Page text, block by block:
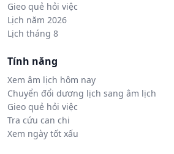
Gieo quẻ hỏi việc
Lịch năm 2026
Lịch tháng 8
Tính năng
Xem âm lịch hôm nay
Chuyển đổi dương lịch sang âm lịch
Gieo quẻ hỏi việc
Tra cứu can chi
Xem ngày tốt xấu